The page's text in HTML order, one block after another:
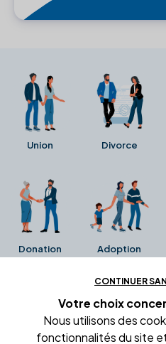
Union Divorce
Donation Adoption
Ces avis proviennent
Business de l'office
été vérifiés
CONTINUER
Votre choix
Nous utilisons des
fonctionnalités du site